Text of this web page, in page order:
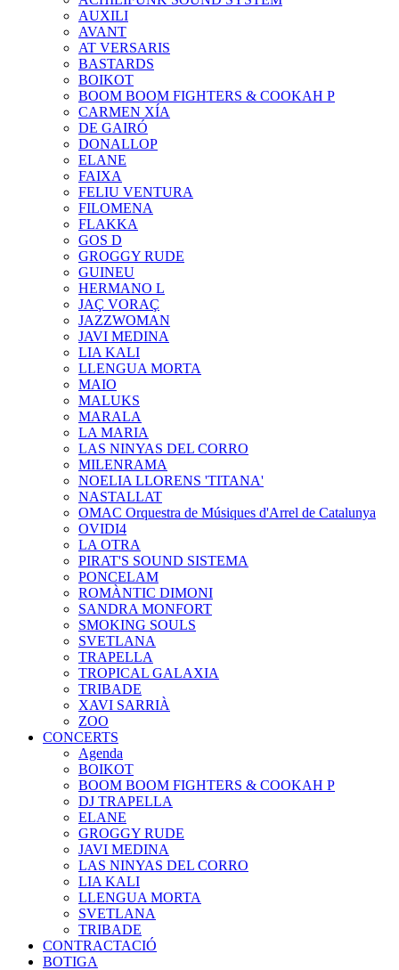
AUXILI
AVANT
AT VERSARIS
BASTARDS
BOIKOT
BOOM BOOM FIGHTERS & COOKAH P
CARMEN XÍA
DE GAIRÓ
DONALLOP
ELANE
FAIXA
FELIU VENTURA
FILOMENA
FLAKKA
GOS D
GROGGY RUDE
GUINEU
HERMANO L
JAÇ VORAÇ
JAZZWOMAN
JAVI MEDINA
LIA KALI
LLENGUA MORTA
MAIO
MALUKS
MARALA
LA MARIA
LAS NINYAS DEL CORRO
MILENRAMA
NOELIA LLORENS 'TITANA'
NASTALLAT
OMAC Orquestra de Músiques d'Arrel de Catalunya
OVIDI4
LA OTRA
PIRAT'S SOUND SISTEMA
PONCELAM
ROMÀNTIC DIMONI
SANDRA MONFORT
SMOKING SOULS
SVETLANA
TRAPELLA
TROPICAL GALAXIA
TRIBADE
XAVI SARRIÀ
ZOO
CONCERTS
Agenda
BOIKOT
BOOM BOOM FIGHTERS & COOKAH P
DJ TRAPELLA
ELANE
GROGGY RUDE
JAVI MEDINA
LAS NINYAS DEL CORRO
LIA KALI
LLENGUA MORTA
SVETLANA
TRIBADE
CONTRACTACIÓ
BOTIGA